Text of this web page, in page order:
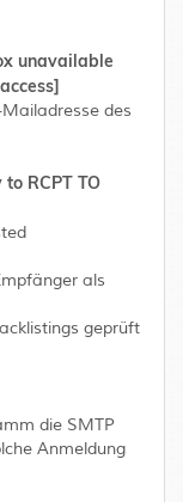
unavailable
des
RCPT TO
als
geprüft
die SMTP
Anmeldung